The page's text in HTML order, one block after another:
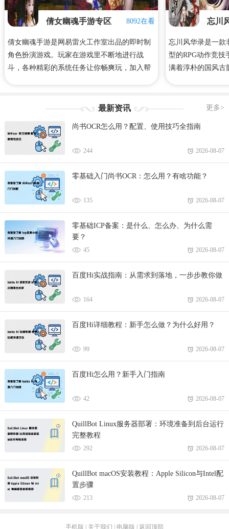
8092在看
倩女幽魂手游专区
倩女幽魂手游是网易雷火工作室出品的即时制
角色扮演游戏。玩家在游戏里不断地进行战
斗，各种精彩的系统任务让你畅爽玩，加入帮
游攻略、礼包码、手游下载等等！
忘川
忘川风华录是一款
型的RPG动作竞技
满着淳朴的国风古
风华录专区，里
游戏网！
更多>
最新资讯
尚书OCR怎么用？配置、使用技巧全指南
244 2026-08-07
零基础入门尚书OCR：怎么用？有啥功能？
135 2026-08-07
零基础ICP备案：是什么、怎么办、为什么需
要？
45 2026-08-07
百度Hi实战指南：从需求到落地，一步步教你做
164 2026-08-07
百度Hi详细教程：新手怎么做？为什么好用？
99 2026-08-07
百度Hi怎么用？新手入门指南
42 2026-08-07
QuillBot Linux服务器部署：环境准备到后台运行
完整教程
292 2026-08-07
QuillBot macOS安装教程：Apple Silicon与Intel配
置步骤
213 2026-08-07
手机版 | 关于我们 | 电脑版 | 返回顶部